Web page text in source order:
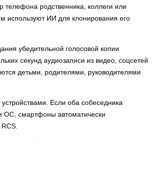
родственника, коллеги или
используют ИИ для клонирования его
убедительной голосовой копии
секунд аудиозаписи из видео, соцсетей
детьми, родителями, руководителями
Если оба собеседника
ОС, смартфоны автоматически